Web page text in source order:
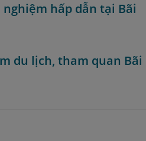
hấp dẫn tại Bãi
du lịch, tham quan Bãi